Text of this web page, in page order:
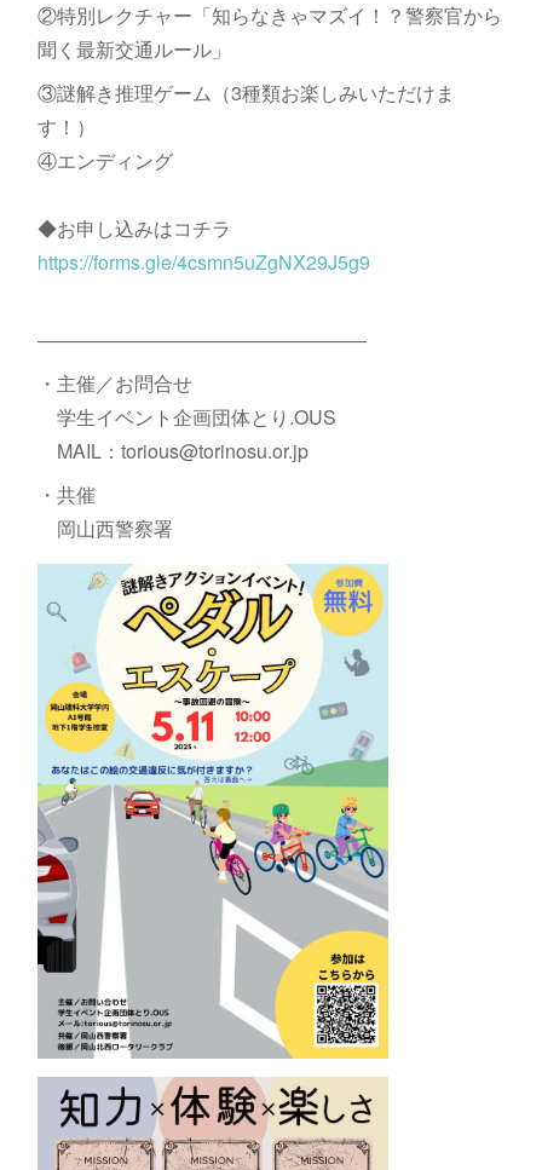
②特別レクチャー「知らなきゃマズイ！？警察官から
聞く最新交通ルール」
③謎解き推理ゲーム（3種類お楽しみいただけま
す！）
④エンディング
◆お申し込みはコチラ
https://forms.gle/4csmn5uZgNX29J5g9
―――――――――――――――――
・主催／お問合せ
学生イベント企画団体とり.OUS
MAIL：torious@torinosu.or.jp
・共催
岡山西警察署